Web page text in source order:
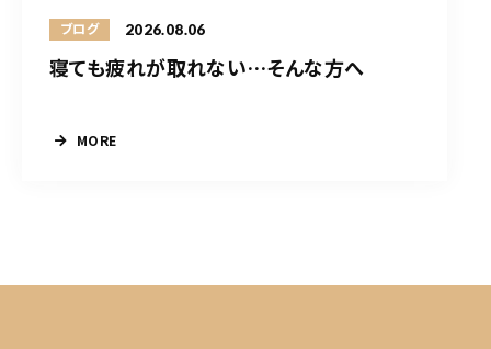
ブログ 2026.08.06
寝ても疲れが取れない…そんな方へ
MORE